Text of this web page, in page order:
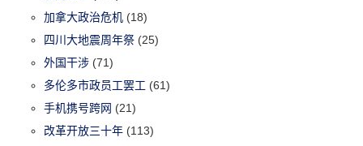
加拿大政治危机 (18)
四川大地震周年祭 (25)
外国干涉 (71)
多伦多市政员工罢工 (61)
手机携号跨网 (21)
改革开放三十年 (113)